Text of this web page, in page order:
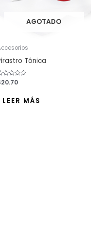
AGOTADO
Tónica
20.70
LEER MÁS